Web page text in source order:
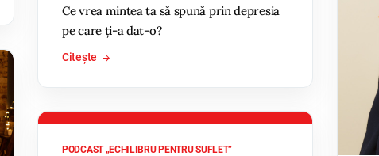
Ce vrea mintea ta să spună prin depresia
pe care ți-a dat-o?
Citește
PODCAST „ECHILIBRU PENTRU SUFLET”